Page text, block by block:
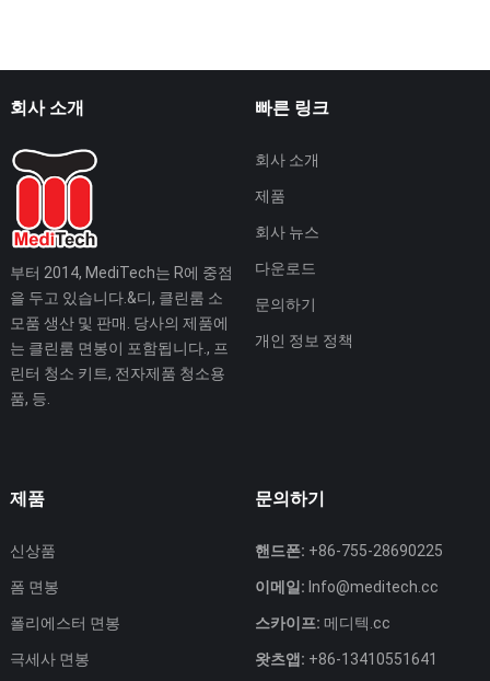
회사 소개
부터 2014, MediTech는 R에 중점
을 두고 있습니다.&디, 클린룸 소
모품 생산 및 판매. 당사의 제품에
는 클린룸 면봉이 포함됩니다., 프
린터 청소 키트, 전자제품 청소용
품, 등.
빠른 링크
회사 소개
제품
회사 뉴스
다운로드
문의하기
개인 정보 정책
제품
신상품
폼 면봉
폴리에스터 면봉
극세사 면봉
문의하기
핸드폰: +86-755-28690225
이메일: Info@meditech.cc
스카이프: 메디텍.cc
왓츠앱: +86-13410551641